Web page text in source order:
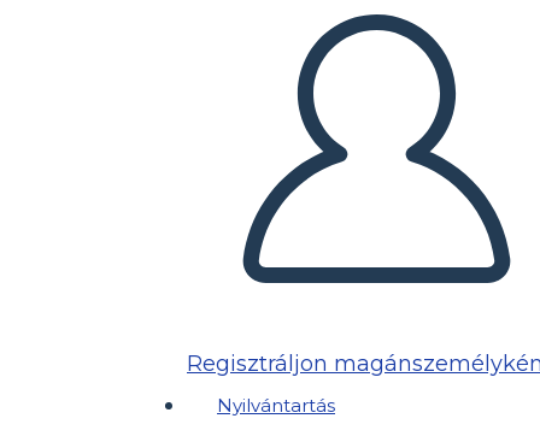
Regisztráljon
Nyilvántartás